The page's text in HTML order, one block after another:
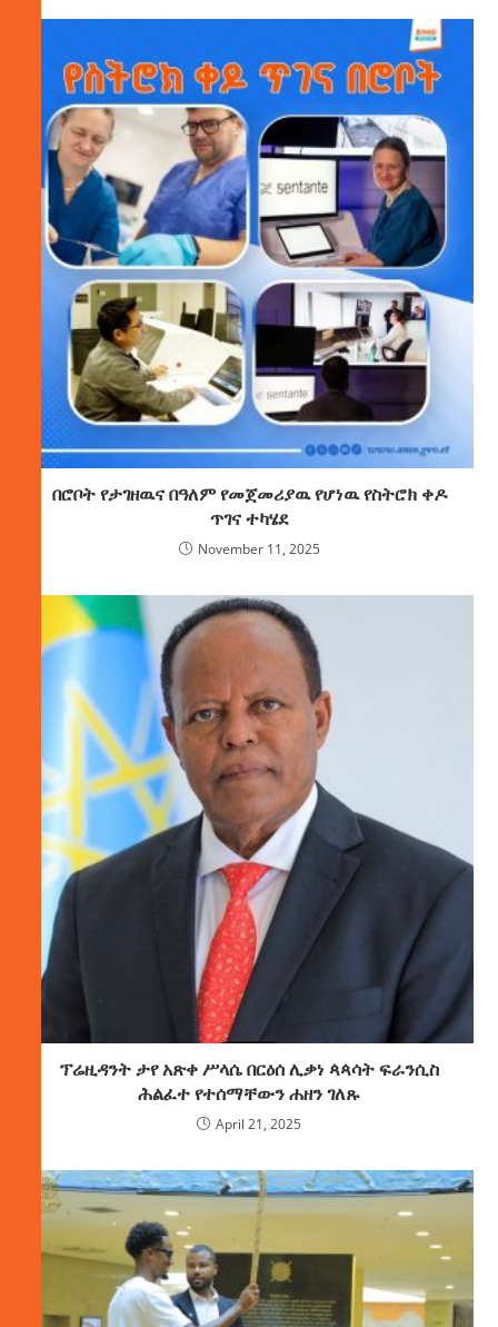
በሮቦት የታገዘዉና በዓለም የመጀመሪያዉ የሆነዉ የስትሮክ ቀዶ
ጥገና ተካሄደ
November 11, 2025
ፕሬዚዳንት ታየ አጽቀ ሥላሴ በርዕሰ ሊቃነ ጳጳሳት ፍራንሲስ
ሕልፈተ የተሰማቸውን ሐዘን ገለጹ
April 21, 2025